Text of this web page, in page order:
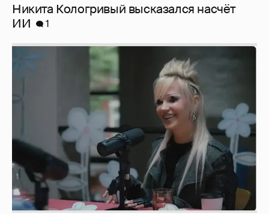
Никита Кологривый высказался насчёт
ИИ
1